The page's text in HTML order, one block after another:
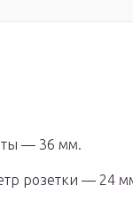
— 36 мм.
розетки — 24